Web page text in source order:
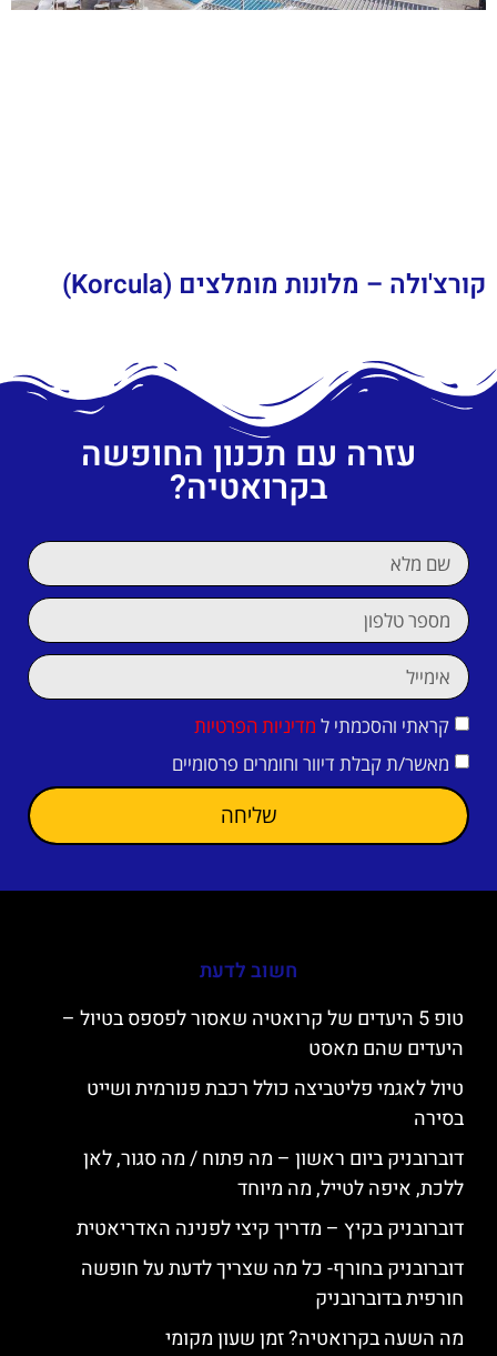
קורצ'ולה – מלונות מומלצים (Korcula)
עזרה עם תכנון החופשה
בקרואטיה?
קראתי והסכמתי ל מדיניות הפרטיות
מאשר/ת קבלת דיוור וחומרים פרסומיים
שליחה
חשוב לדעת
טופ 5 היעדים של קרואטיה שאסור לפספס בטיול –
היעדים שהם מאסט
טיול לאגמי פליטביצה כולל רכבת פנורמית ושייט
בסירה
דוברובניק ביום ראשון – מה פתוח / מה סגור, לאן
ללכת, איפה לטייל, מה מיוחד
דוברובניק בקיץ – מדריך קיצי לפנינה האדריאטית
דוברובניק בחורף- כל מה שצריך לדעת על חופשה
חורפית בדוברובניק
מה השעה בקרואטיה? זמן שעון מקומי